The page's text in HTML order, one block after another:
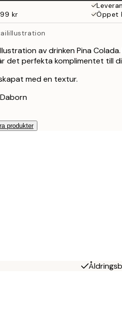
kr
Öppet
av drinken Pina
det perfekta komplimentet till
med en textur.
produkter